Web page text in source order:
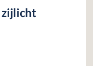
zijlicht